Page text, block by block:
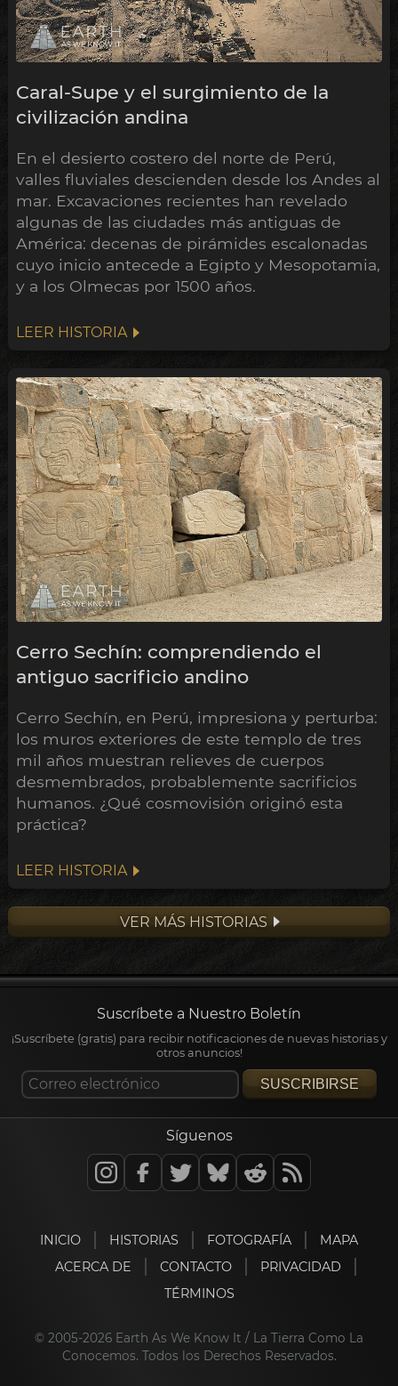
Caral-Supe y el surgimiento de la
civilización andina
En el desierto costero del norte de Perú,
valles fluviales descienden desde los Andes al
mar. Excavaciones recientes han revelado
algunas de las ciudades más antiguas de
América: decenas de pirámides escalonadas
cuyo inicio antecede a Egipto y Mesopotamia,
y a los Olmecas por 1500 años.
LEER HISTORIA
Cerro Sechín: comprendiendo el
antiguo sacrificio andino
Cerro Sechín, en Perú, impresiona y perturba:
los muros exteriores de este templo de tres
mil años muestran relieves de cuerpos
desmembrados, probablemente sacrificios
humanos. ¿Qué cosmovisión originó esta
práctica?
LEER HISTORIA
VER MÁS HISTORIAS
Suscríbete a Nuestro Boletín
¡Suscríbete (gratis) para recibir notificaciones de nuevas historias y
otros anuncios!
SUSCRIBIRSE
Síguenos
INICIO HISTORIAS FOTOGRAFÍA
MAPA
ACERCA DE
CONTACTO
PRIVACIDAD
TÉRMINOS
© 2005-2026 Earth As We Know It / La Tierra Como La
Conocemos. Todos los Derechos Reservados.